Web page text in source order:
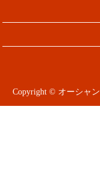
Copyright © オーシャ